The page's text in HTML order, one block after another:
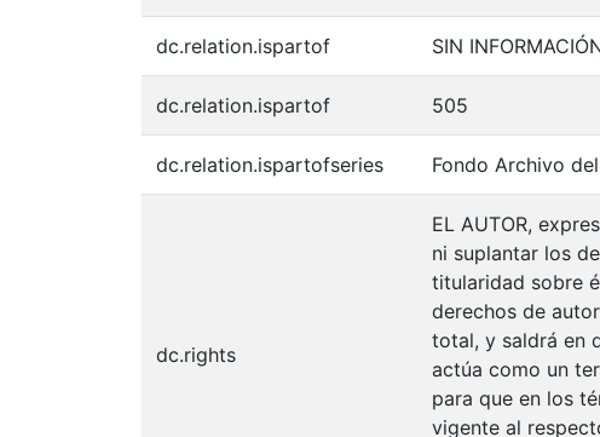
dc.relation.ispartof SIN
dc.relation.ispartof 505
dc.relation.ispartofseries Fondo Archivo
dc.rights
EL AUTOR,
ni suplantar los
titularidad sobre
derechos de
total, y saldrá en
actúa como un
para que en los
vigente al